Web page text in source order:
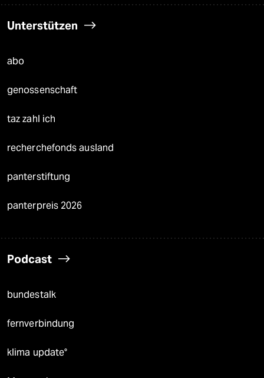
Unterstützen
abo
genossenschaft
taz zahl ich
recherchefonds ausland
panterstiftung
panterpreis 2026
Podcast
bundestalk
fernverbindung
klima update°